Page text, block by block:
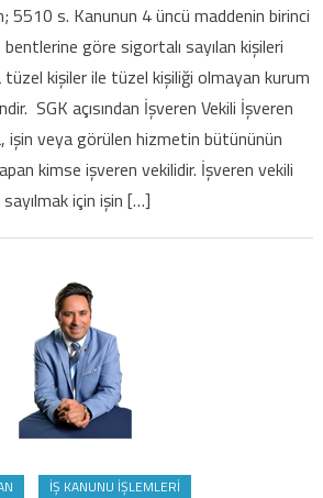
işverenlik
ve
türevleri
için
5510 s. Kanunun 4 üncü maddenin birinci
bentlerine göre sigortalı sayılan kişileri
tüzel kişiler ile tüzel kişiliği olmayan kurum
SGK açısından İşveren Vekili İşveren
işin veya görülen hizmetin bütününün
kimse işveren vekilidir. İşveren vekili
sayılmak için işin […]
İŞ KANUNU İŞLEMLERI